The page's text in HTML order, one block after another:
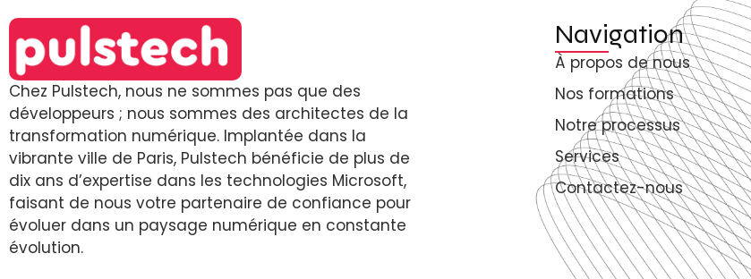
Chez Pulstech, nous ne sommes pas que des
développeurs ; nous sommes des architectes de la
transformation numérique. Implantée dans la
vibrante ville de Paris, Pulstech bénéficie de plus de
dix ans d’expertise dans les technologies Microsoft,
faisant de nous votre partenaire de confiance pour
évoluer dans un paysage numérique en constante
évolution.
Navigation
À propos de nous
Nos formations
Notre processus
Services
Contactez-nous